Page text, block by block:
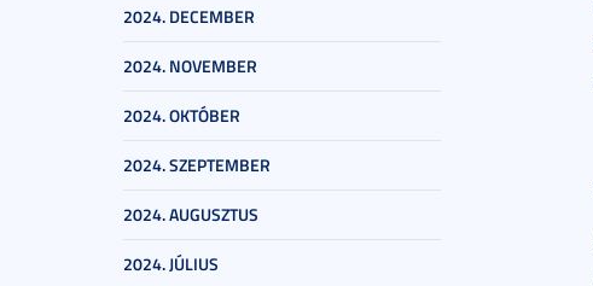
2024. DECEMBER
2024. NOVEMBER
2024. OKTÓBER
2024. SZEPTEMBER
2024. AUGUSZTUS
2024. JÚLIUS